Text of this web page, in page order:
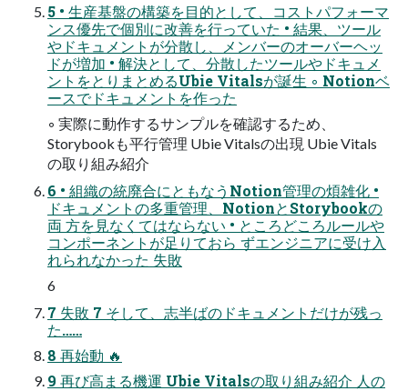
5 • 生産基盤の構築を目的として、コストパフォーマ
ンス優先で個別に改善を行っていた • 結果、ツール
やドキュメントが分散し、メンバーのオーバーヘッ
ドが増加 • 解決として、分散したツールやドキュメ
ントをとりまとめるUbie Vitalsが誕生 ◦ Notionベ
ースでドキュメントを作った
◦ 実際に動作するサンプルを確認するため、
Storybookも平行管理 Ubie Vitalsの出現 Ubie Vitals
の取り組み紹介
6 • 組織の統廃合にともなうNotion管理の煩雑化 •
ドキュメントの多重管理、NotionとStorybookの
両 方を見なくてはならない • ところどころルールや
コンポーネントが足りておら ずエンジニアに受け入
れられなかった 失敗
6
7 失敗 7 そして、志半ばのドキュメントだけが残っ
た……
8 再始動 🔥
9 再び高まる機運 Ubie Vitalsの取り組み紹介 人の